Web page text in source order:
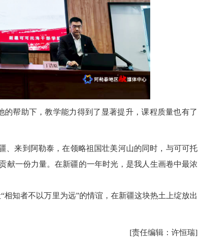
帮助下，教学能力得到了显著提升，课程质量也有了
来到阿勒泰，在领略祖国壮美河山的同时，与可可托
献一份力量。在新疆的一年时光，是我人生画卷中最浓
知者不以万里为远”的情谊，在新疆这块热土上绽放出
[责任编辑：许恒瑞]